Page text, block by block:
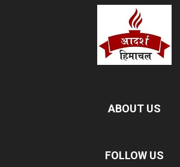
ABOUT US
FOLLOW US